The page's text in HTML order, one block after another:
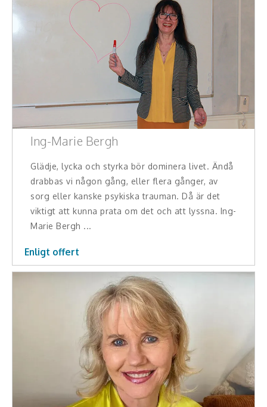
Ing-Marie Bergh
Glädje, lycka och styrka bör dominera livet. Ändå
drabbas vi någon gång, eller flera gånger, av
sorg eller kanske psykiska trauman. Då är det
viktigt att kunna prata om det och att lyssna. Ing-
Marie Bergh ...
Enligt offert